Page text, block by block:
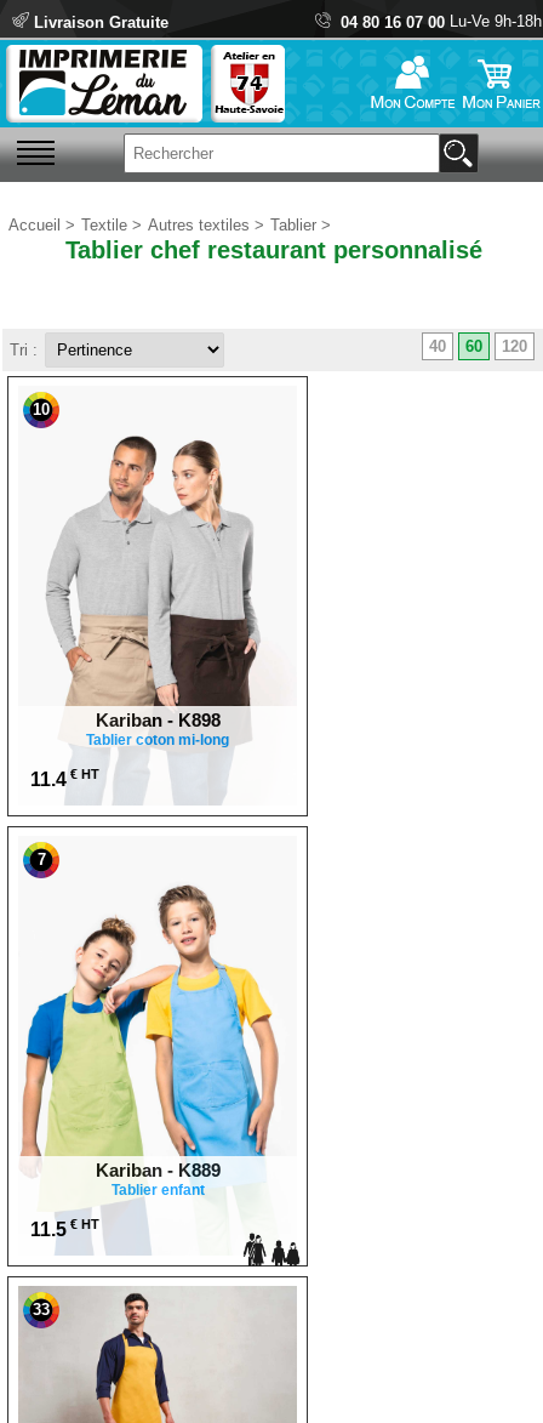
Livraison Gratuite 04 80 16 07 00Lu-Ve 9h-18h
Accueil > Textile > Autres textiles > Tablier >
Tablier chef restaurant personnalisé
Tri : 40 60 120
10
Kariban - K898
Tablier coton mi-long
11.4 € HT
7
Kariban - K889
Tablier enfant
11.5 € HT
33